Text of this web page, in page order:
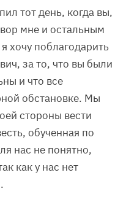
тот день, когда вы,
мне и остальным
хочу поблагодарить
за то, что вы были
и что все
обстановке. Мы
стороны вести
обученная по
нас не понятно,
как у нас нет